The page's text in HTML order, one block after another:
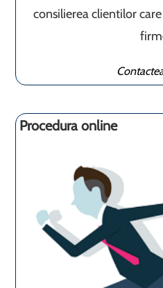
consilierea clientilor
Procedura online